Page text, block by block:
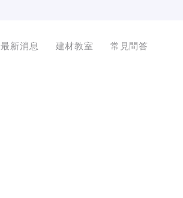
最新消息 建材教室 常見問答